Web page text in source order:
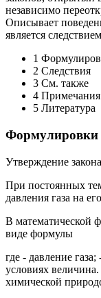
независимо
Описывает
является
1
2 Следствия
3 См. также
4 Примечания
5 Литература
Формулировки
Утверждение
При постоянных
давления газа на
В математической
виде формулы
где - давление
условиях
химической